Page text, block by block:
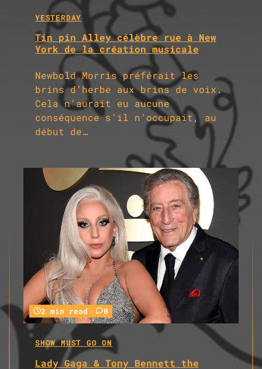
YESTERDAY
Tin pin Alley célèbre rue à New
York de la création musicale
Newbold Morris préférait les
brins d’herbe aux brins de voix.
Cela n’aurait eu aucune
conséquence s’il n’occupait, au
début de…
2 min read 0
SHOW MUST GO ON
Lady Gaga & Tony Bennett the